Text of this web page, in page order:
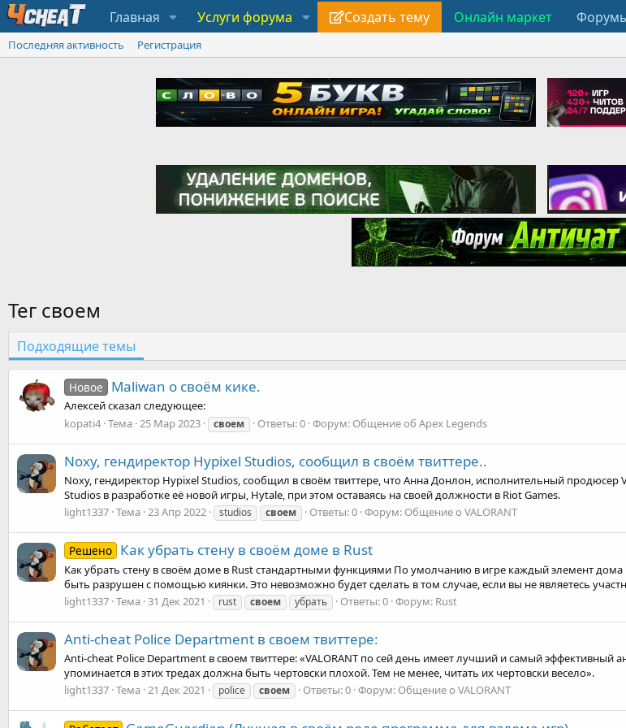
Главная Услуги форума Создать тему Онлайн маркет
Последняя активность Регистрация
Тег своем
Подходящие темы
Новое Maliwan о своём кике.
Алексей сказал следующее:
kopati4 Тема 25 Мар 2023 своем Ответы: 0 Форум: Общение об Apex Legends
Noxy, гендиректор Hypixel Studios, сообщил в своём твиттере..
Noxy, гендиректор Hypixel Studios, сообщил в своём твиттере, что Анна Донлон, исполнительный
Studios в разработке её новой игры, Hytale, при этом оставаясь на своей должности в Riot Games.
light1337 Тема 23 Апр 2022 studios своем Ответы: 0 Форум: Общение о VALORANT
Решено Как убрать стену в своём доме в Rust
Как убрать стену в своём доме в Rust стандартными функциями По умолчанию в игре каждый элемент
быть разрушен с помощью киянки. Это невозможно будет сделать в том случае, если вы не являетесь
light1337 Тема 31 Дек 2021 rust своем убрать Ответы: 0 Форум: Rust
Anti-cheat Police Department в своем твиттере:
Anti-cheat Police Department в своем твиттере: «VALORANT по сей день имеет лучший и самый эффективный
упоминается в этих тредах должна быть чертовски плохой. Тем не менее, читать их чертовски весело».
light1337 Тема 21 Дек 2021 police своем Ответы: 0 Форум: Общение о VALORANT